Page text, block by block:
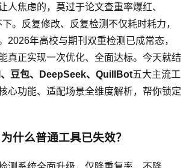
人焦虑的，莫过于论文查重率爆红、
。反复修改、反复检测不仅耗时耗力，
2026年高校与期刊双重检测已成常态，
真正实现一次优化、全面达标。今天就结
豆包、DeepSeek、QuillBot五大主流工
心功能、适配场景全维度解析，帮你锁定
什么普通工具已失效？